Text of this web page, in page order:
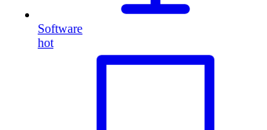
Software
hot